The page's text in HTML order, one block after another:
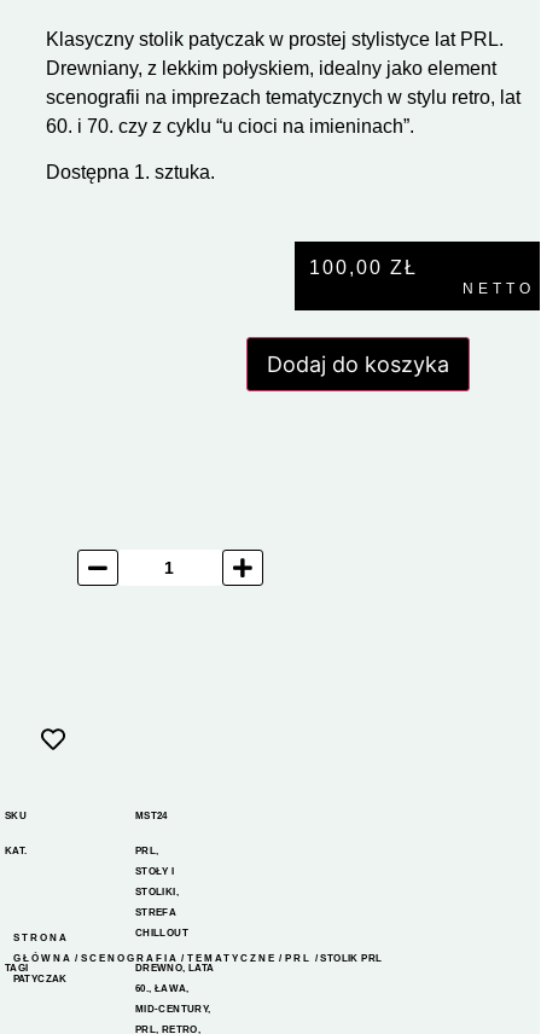
Klasyczny stolik patyczak w prostej stylistyce lat PRL.
Drewniany, z lekkim połyskiem, idealny jako element
scenografii na imprezach tematycznych w stylu retro, lat
60. i 70. czy z cyklu “u cioci na imieninach”.
Dostępna 1. sztuka.
100,00 ZŁ
NETTO
Dodaj do koszyka
SKU MST24
KAT. PRL
STOŁY I
STOLIKI
STREFA
CHILLOUT
TAGI DREWNO LATA
60.
ŁAWA
MID-CENTURY,
PRL
RETRO
STRONA
GŁÓWNA / SCENOGRAFIA /TEMATYCZNE / PRL / STOLIK PRL
PATYCZAK